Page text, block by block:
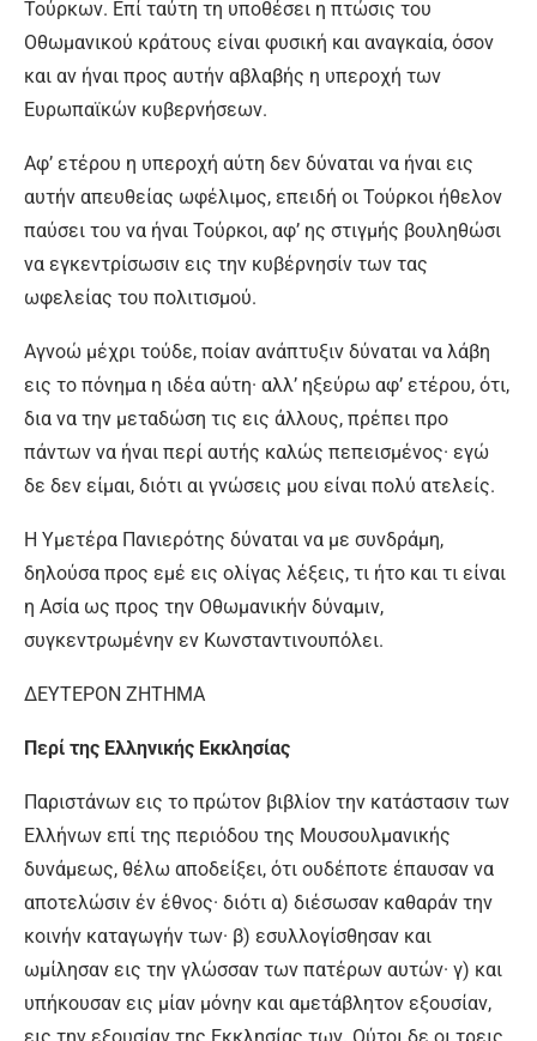
Τούρκων. Επί ταύτη τη υποθέσει η πτώσις του
Οθωμανικού κράτους είναι φυσική και αναγκαία, όσον
και αν ήναι προς αυτήν αβλαβής η υπεροχή των
Ευρωπαϊκών κυβερνήσεων.
Αφ’ ετέρου η υπεροχή αύτη δεν δύναται να ήναι εις
αυτήν απευθείας ωφέλιμος, επειδή οι Τούρκοι ήθελον
παύσει του να ήναι Τούρκοι, αφ’ ης στιγμής βουληθώσι
να εγκεντρίσωσιν εις την κυβέρνησίν των τας
ωφελείας του πολιτισμού.
Αγνοώ μέχρι τούδε, ποίαν ανάπτυξιν δύναται να λάβη
εις το πόνημα η ιδέα αύτη· αλλ’ ηξεύρω αφ’ ετέρου, ότι,
δια να την μεταδώση τις εις άλλους, πρέπει προ
πάντων να ήναι περί αυτής καλώς πεπεισμένος· εγώ
δε δεν είμαι, διότι αι γνώσεις μου είναι πολύ ατελείς.
Η Υμετέρα Πανιερότης δύναται να με συνδράμη,
δηλούσα προς εμέ εις ολίγας λέξεις, τι ήτο και τι είναι
η Ασία ως προς την Οθωμανικήν δύναμιν,
συγκεντρωμένην εν Κωνσταντινουπόλει.
ΔΕΥΤΕΡΟΝ ΖΗΤΗΜΑ
Περί της Ελληνικής Εκκλησίας
Παριστάνων εις το πρώτον βιβλίον την κατάστασιν των
Ελλήνων επί της περιόδου της Μουσουλμανικής
δυνάμεως, θέλω αποδείξει, ότι ουδέποτε έπαυσαν να
αποτελώσιν έν έθνος· διότι α) διέσωσαν καθαράν την
κοινήν καταγωγήν των· β) εσυλλογίσθησαν και
ωμίλησαν εις την γλώσσαν των πατέρων αυτών· γ) και
υπήκουσαν εις μίαν μόνην και αμετάβλητον εξουσίαν,